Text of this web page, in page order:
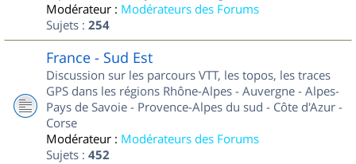
Modérateur : Modérateurs des Forums
Sujets : 254
France - Sud Est
Discussion sur les parcours VTT, les topos, les traces
GPS dans les régions Rhône-Alpes - Auvergne - Alpes-
Pays de Savoie - Provence-Alpes du sud - Côte d'Azur -
Corse
Modérateur : Modérateurs des Forums
Sujets : 452